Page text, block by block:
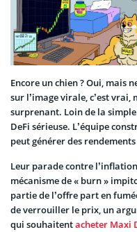
Encore un chien ? Oui, mais
sur l’image virale, c’est
surprenant. Loin de la
DeFi sérieuse. L’équipe
peut générer des
Leur parade contre
mécanisme de « burn »
partie de l’offre part en
de verrouiller le prix, un
qui souhaitentacheter Maxi